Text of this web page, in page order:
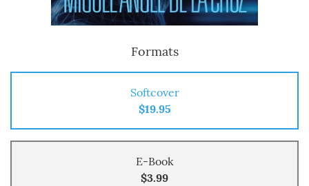
Formats
Softcover
$19.95
E-Book
$3.99